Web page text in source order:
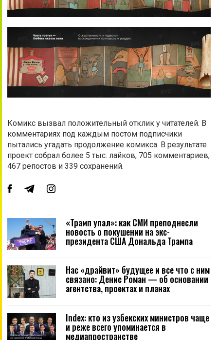
Комикс вызвал положительный отклик у читателей. В
комментариях под каждым постом подписчики
пытались угадать продолжение комикса. В результате
проект собрал более 5 тыс. лайков, 705 комментариев,
467 репостов и 339 сохранений.
«Трамп упал»: как СМИ преподнесли
новость о покушении на экс-
президента США Дональда Трампа
Нас «драйвит» будущее и все что с ним
связано: Денис Роман — об основании
агентства, проектах и планах
Index: кто из узбекских министров чаще
и реже всего упоминается в
медиапространстве